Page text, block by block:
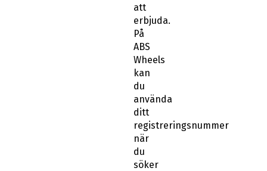
att
erbjuda.
På
ABS
Wheels
kan
du
använda
ditt
registreringsnummer
när
du
söker